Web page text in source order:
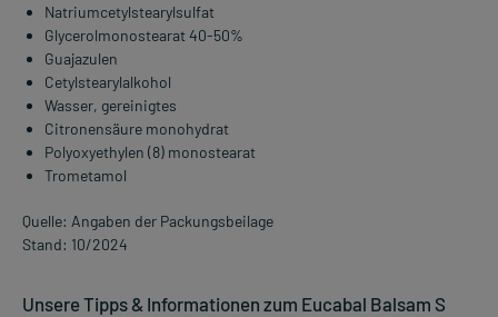
Natriumcetylstearylsulfat
Glycerolmonostearat 40-50%
Guajazulen
Cetylstearylalkohol
Wasser, gereinigtes
Citronensäure monohydrat
Polyoxyethylen (8) monostearat
Trometamol
Quelle: Angaben der Packungsbeilage
Stand: 10/2024
Unsere Tipps & Informationen zum Eucabal Balsam S